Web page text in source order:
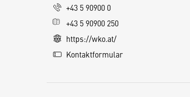
+43 5 90900 0
+43 5 90900 250
https://wko.at/
Kontaktformular